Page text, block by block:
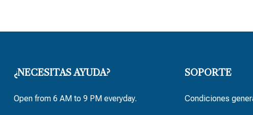
¿NECESITAS AYUDA?
Open from 6 AM to 9 PM everyday.
SOPORTE
Condiciones